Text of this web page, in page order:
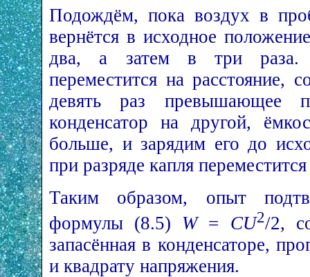
Подождём, пока воздух в
вернётся в исходное
два, а затем в три раза.
переместится на расстояние,
девять раз превышающее
конденсатор на другой,
больше, и зарядим его до
при разряде капля
Таким образом, опыт
формулы (8.5) W= СU2/2,
запасённая в конденсаторе,
и квадрату напряжения.